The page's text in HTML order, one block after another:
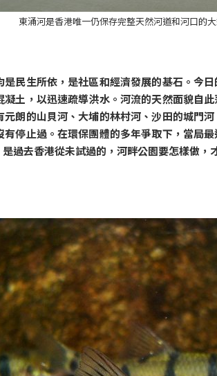
東涌河是香港唯一仍保存完整天然河道和河口的
民生所依，是社區和經濟發展的基石。今
土，以迅速疏導洪水。河流的天然面貌自
朗的山貝河、大埔的林村河、沙田的城門
停止過。在環保團體的多年爭取下，當局
過去香港從未試過的，河畔公園要怎樣做，